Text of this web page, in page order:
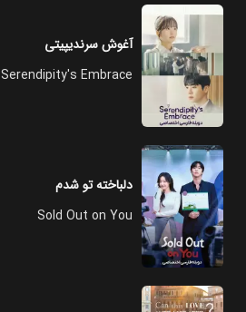
آغوش سرندیپیتی
Serendipity's Embrace
دلباخته تو شدم
Sold Out on You